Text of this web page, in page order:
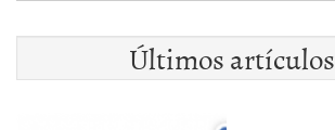
Últimos artículos